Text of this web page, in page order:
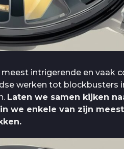
intrigerende en vaak
werken tot blockbusters
Laten we samen kijken
we enkele van zijn